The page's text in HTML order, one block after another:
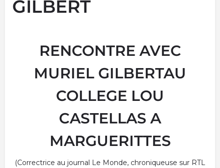
GILBERT
RENCONTRE AVEC
MURIEL GILBERTAU
COLLEGE LOU
CASTELLAS A
MARGUERITTES
(Correctrice au journal Le Monde, chroniqueuse sur RTL